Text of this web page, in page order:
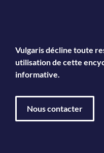
Vulgaris décline toute
utilisation de cette
informative.
Nous contacter